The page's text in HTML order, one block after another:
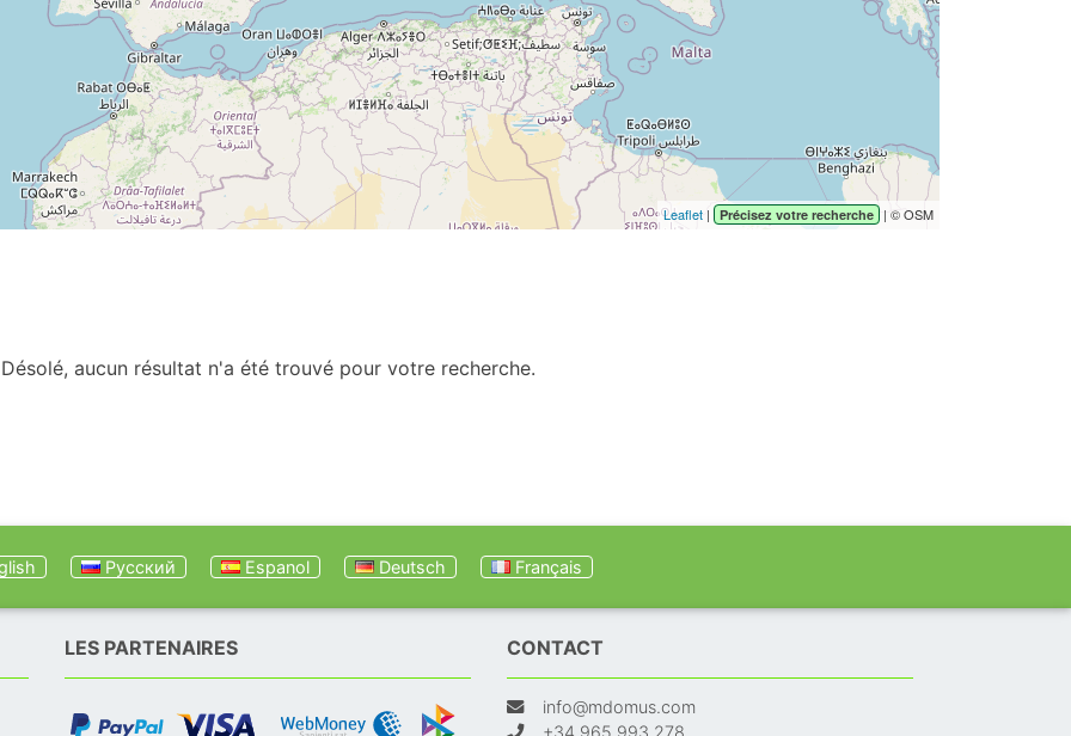
Leaflet | Précisez votre recherche | © OSM
Désolé, aucun résultat n'a été trouvé pour votre recherche.
Русский Espanol Deutsch Français
LES PARTENAIRES CONTACT
info@mdomus.com
+34 965 993 278